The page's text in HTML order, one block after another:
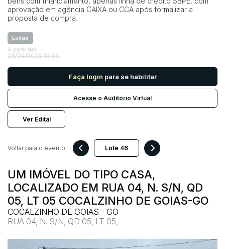
aprovação em agência CAIXA ou CCA após formalizar a
proposta de compra.
Leilão
A partir das
28/04/2026 10:00
Faça login para se habilitar
Acesse o Auditório Virtual
Ver Edital
UM IMÓVEL DO TIPO CASA,
LOCALIZADO EM RUA 04, N. S/N, QD
05, LT 05 COCALZINHO DE GOIAS-GO
COCALZINHO DE GOIAS - GO
RUA 04, N. S/N, QD 05, LT 05,
Voltar para o evento